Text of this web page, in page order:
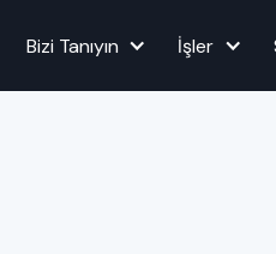
Bizi Tanıyın İşler